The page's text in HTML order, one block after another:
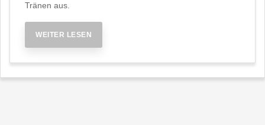
Tränen aus.
WEITER LESEN